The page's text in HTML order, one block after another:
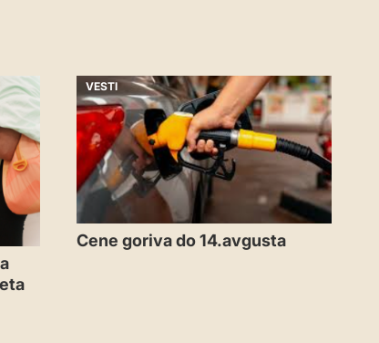
VESTI
Cene goriva do 14.avgusta